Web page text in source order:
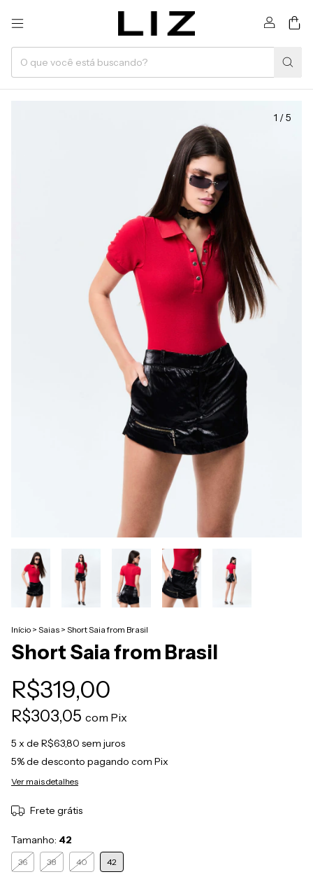
1 /5
Início > Saias > Short Saia from Brasil
Short Saia from Brasil
R$319,00
R$303,05 com Pix
5 x de R$63,80 sem juros
5% de desconto pagando com Pix
Ver mais detalhes
Frete grátis
Tamanho: 42
36 38 40 42